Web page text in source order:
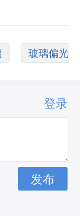
玻璃偏光
登录